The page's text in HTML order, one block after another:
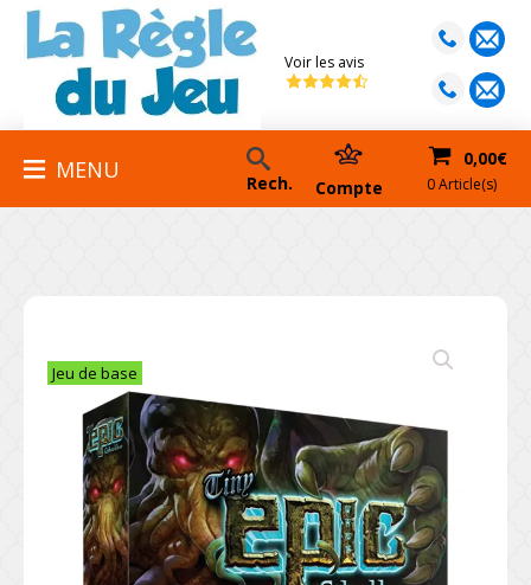
Voir les avis
MENU Rech. Compte
0,00€
0 Article(s)
Jeu de base